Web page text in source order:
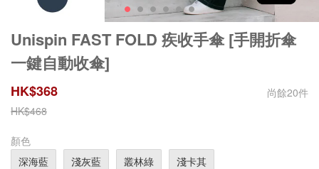
Unispin FAST FOLD 疾收手傘 [手開折傘
一鍵自動收傘]
HK$368 尚餘20件
HK$468
顏色
深海藍
淺灰藍 叢林綠 淺卡其